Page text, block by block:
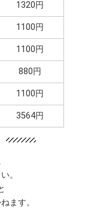
1320円
1100円
1100円
880円
1100円
3564円
。
ます。